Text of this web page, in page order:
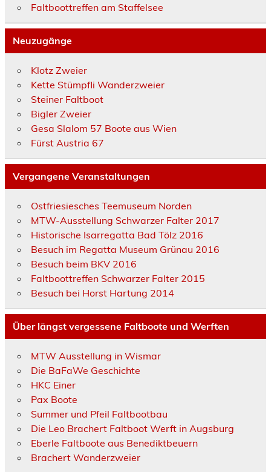
Faltboottreffen am Staffelsee
Neuzugänge
Klotz Zweier
Kette Stümpfli Wanderzweier
Steiner Faltboot
Bigler Zweier
Gesa Slalom 57 Boote aus Wien
Fürst Austria 67
Vergangene Veranstaltungen
Ostfriesiesches Teemuseum Norden
MTW-Ausstellung Schwarzer Falter 2017
Historische Isarregatta Bad Tölz 2016
Besuch im Regatta Museum Grünau 2016
Besuch beim BKV 2016
Faltboottreffen Schwarzer Falter 2015
Besuch bei Horst Hartung 2014
Über längst vergessene Faltboote und Werften
MTW Ausstellung in Wismar
Die BaFaWe Geschichte
HKC Einer
Pax Boote
Summer und Pfeil Faltbootbau
Die Leo Brachert Faltboot Werft in Augsburg
Eberle Faltboote aus Benediktbeuern
Brachert Wanderzweier